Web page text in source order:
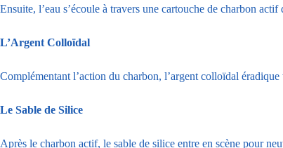
Ensuite, l’eau s’écoule à travers une cartouche de charbon
L’Argent Colloïdal
Complémentant l’action du charbon, l’argent colloïdal éradique
Le Sable de Silice
Après le charbon actif, le sable de silice entre en scène pour